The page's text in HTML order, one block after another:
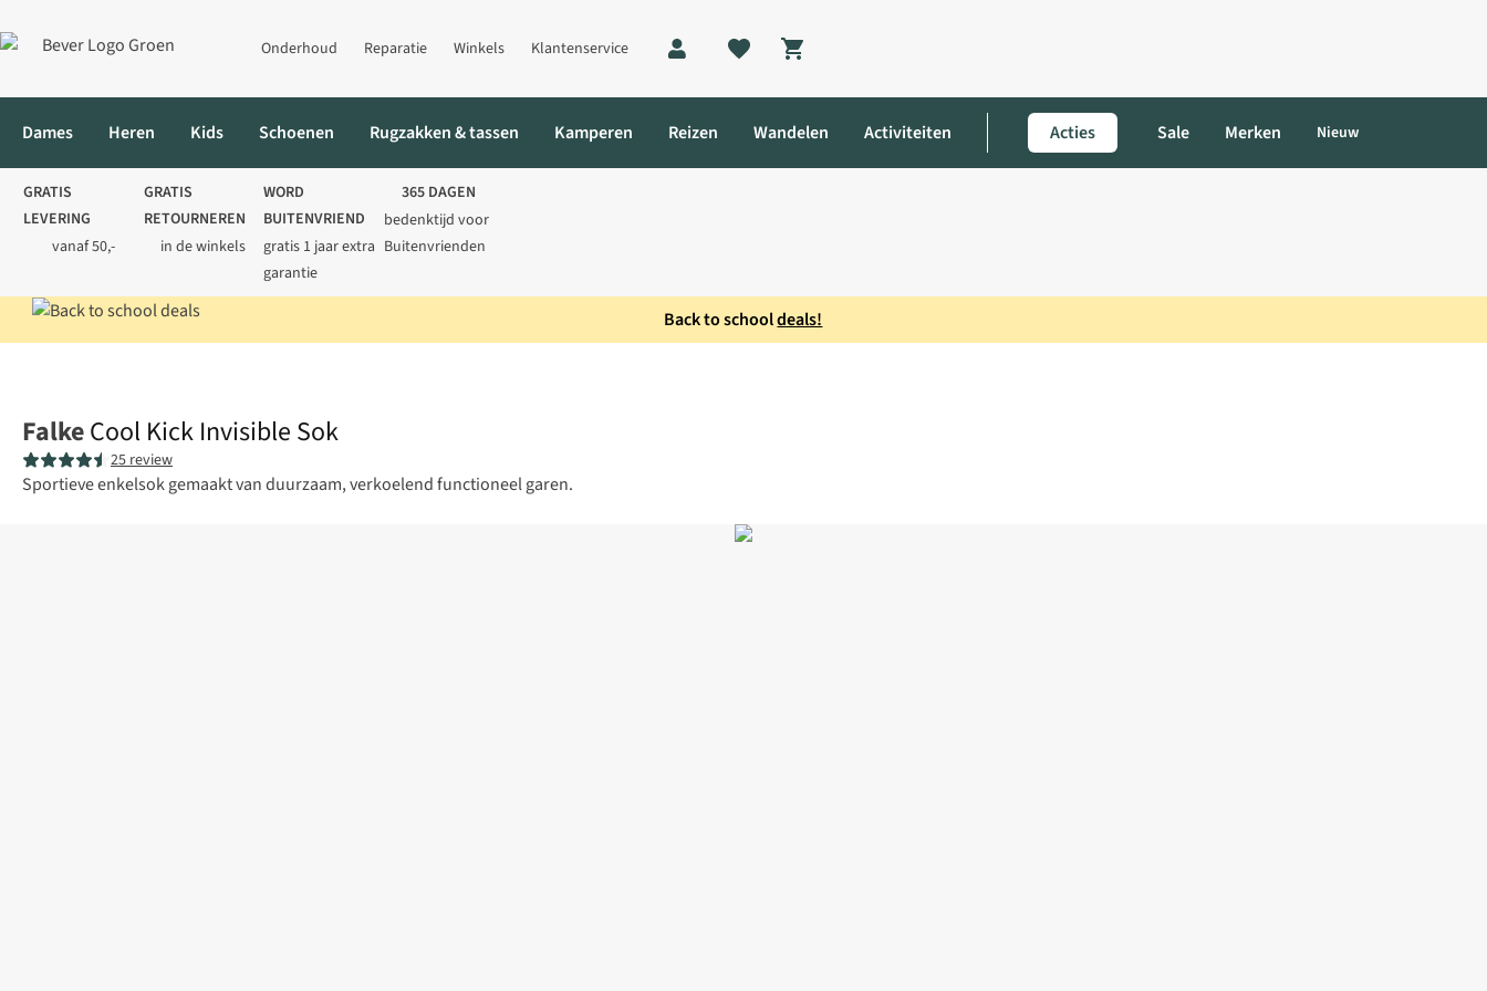
Onderhoud Reparatie Winkels Klantenservice
Shopping cart
Dames Heren Kids Schoenen Rugzakken & tassen Kamperen Reizen Wandelen Activiteiten Acties Sale Merken Nieuw
GRATIS
LEVERING
vanaf 50,-
GRATIS
RETOURNEREN
in de winkels
WORD
BUITENVRIEND
gratis 1 jaar extra
garantie
365 DAGEN
bedenktijd voor
Buitenvrienden
Back to schooldeals!
FalkeCool Kick Invisible Sok
25 review
Sportieve enkelsok gemaakt van duurzaam, verkoelend functioneel garen.